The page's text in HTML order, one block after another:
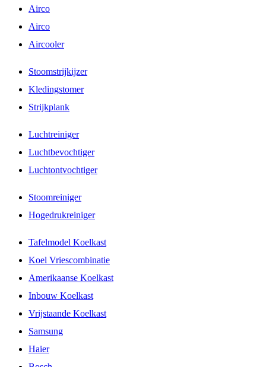
Airco
Airco
Aircooler
Stoomstrijkijzer
Kledingstomer
Strijkplank
Luchtreiniger
Luchtbevochtiger
Luchtontvochtiger
Stoomreiniger
Hogedrukreiniger
Tafelmodel Koelkast
Koel Vriescombinatie
Amerikaanse Koelkast
Inbouw Koelkast
Vrijstaande Koelkast
Samsung
Haier